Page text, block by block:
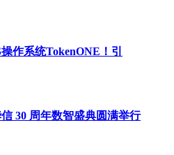
作系统TokenONE！引
30 周年数智盛典圆满举行